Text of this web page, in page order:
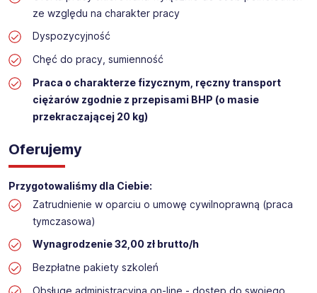
ze względu na charakter pracy
Dyspozycyjność
Chęć do pracy, sumienność
Praca o charakterze fizycznym, ręczny transport
ciężarów zgodnie z przepisami BHP (o masie
przekraczającej 20 kg)
Oferujemy
Przygotowaliśmy dla Ciebie:
Zatrudnienie w oparciu o umowę cywilnoprawną (praca
tymczasowa)
Wynagrodzenie 32,00 zł brutto/h
Bezpłatne pakiety szkoleń